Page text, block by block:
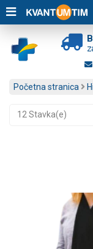
Početna stranica
12 Stavka(e)